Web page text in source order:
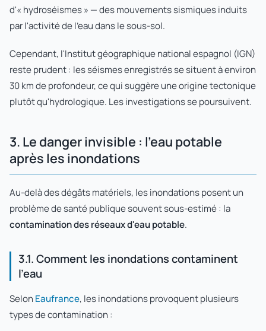
d'« hydroséismes » — des mouvements sismiques induits
par l'activité de l'eau dans le sous-sol.
Cependant, l'Institut géographique national espagnol (IGN)
reste prudent : les séismes enregistrés se situent à environ
30 km de profondeur, ce qui suggère une origine tectonique
plutôt qu'hydrologique. Les investigations se poursuivent.
3. Le danger invisible : l'eau potable
après les inondations
Au-delà des dégâts matériels, les inondations posent un
problème de santé publique souvent sous-estimé : la
contamination des réseaux d'eau potable.
3.1. Comment les inondations contaminent
l'eau
SelonEaufrance, les inondations provoquent plusieurs
types de contamination :